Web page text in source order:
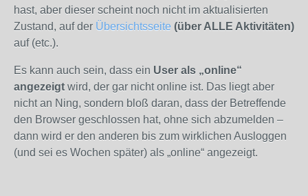
hast, aber dieser scheint noch nicht im aktualisierten
Zustand, auf der Übersichtsseite (über ALLE Aktivitäten)
auf (etc.).
Es kann auch sein, dass ein User als „online“
angezeigt wird, der gar nicht online ist. Das liegt aber
nicht an Ning, sondern bloß daran, dass der Betreffende
den Browser geschlossen hat, ohne sich abzumelden –
dann wird er den anderen bis zum wirklichen Ausloggen
(und sei es Wochen später) als „online“ angezeigt.